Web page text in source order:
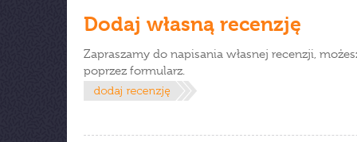
Dodaj własną recenzję
Zapraszamy do napisania własnej recenzji,
poprzez formularz.